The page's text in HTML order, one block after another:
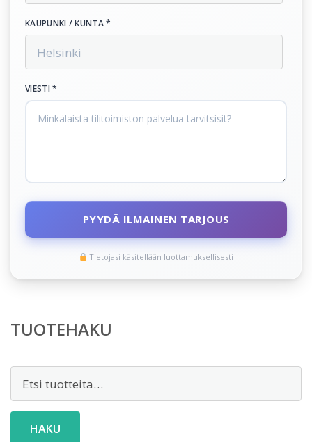
KAUPUNKI / KUNTA *
VIESTI *
PYYDÄ ILMAINEN TARJOUS
Tietojasi käsitellään luottamuksellisesti
TUOTEHAKU
HAKU